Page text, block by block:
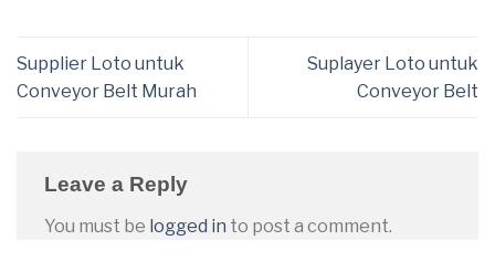
Supplier Loto untuk
Conveyor Belt Murah
Suplayer Loto untuk
Conveyor Belt
Leave a Reply
You must be logged in to post a comment.